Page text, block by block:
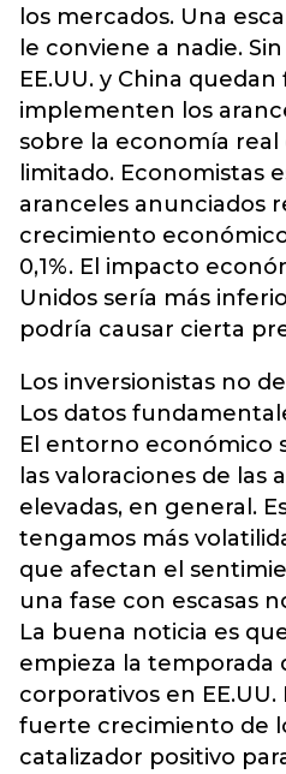
los mercados. Una
le conviene a nadie.
EE.UU. y China quedan
implementen los
sobre la economía
limitado. Economistas
aranceles anunciados
crecimiento
0,1%. El impacto
Unidos sería más
podría causar cierta
Los inversionistas no
Los datos
El entorno económico
las valoraciones de las
elevadas, en general.
tengamos más
que afectan el
una fase con escasas
La buena noticia es
empieza la temporada
corporativos en EE.UU.
fuerte crecimiento de
catalizador positivo